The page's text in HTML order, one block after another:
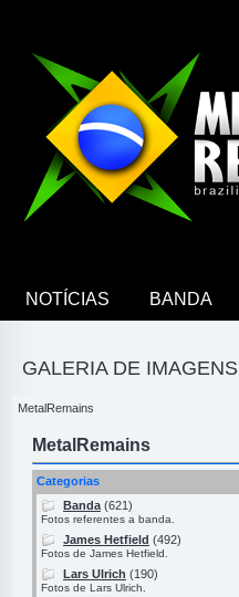
NOTÍCIAS BANDA
GALERIA DE IMAGENS
MetalRemains
MetalRemains
Categorias
Banda (621)
Fotos referentes a banda.
James Hetfield (492)
Fotos de James Hetfield.
Lars Ulrich (190)
Fotos de Lars Ulrich.